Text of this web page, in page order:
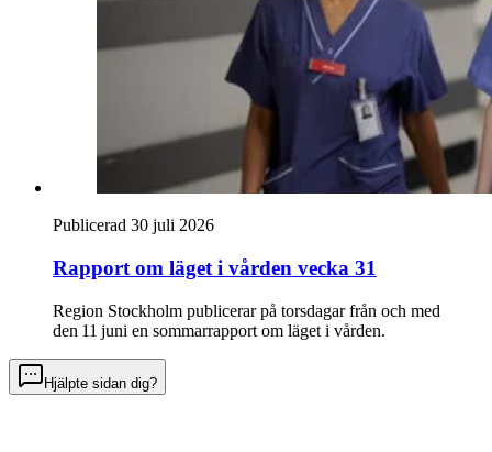
Publicerad 30 juli 2026
Rapport om läget i vården vecka 31
Region Stockholm publicerar på torsdagar från och med
den 11 juni en sommarrapport om läget i vården.
Hjälpte sidan dig?